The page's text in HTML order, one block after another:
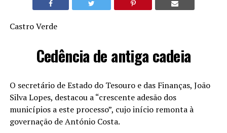
Castro Verde
Cedência de antiga cadeia
O secretário de Estado do Tesouro e das Finanças, João
Silva Lopes, destacou a “crescente adesão dos
municípios a este processo”, cujo início remonta à
governação de António Costa.